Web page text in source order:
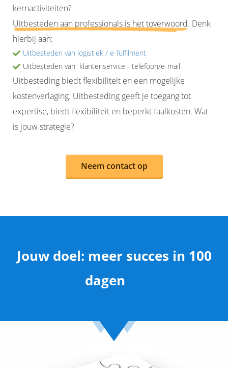
kernactiviteiten?
Uitbesteden aan professionals is het toverwoord. Denk
hierbij aan:
Uitbesteden van logistiek / e-fulfilment
Uitbesteden van klantenservice - telefoon/e-mail
Uitbesteding biedt flexibiliteit en een mogelijke
kostenverlaging. Uitbesteding geeft je toegang tot
expertise, biedt flexibiliteit en beperkt faalkosten. Wat
is jouw strategie?
Neem contact op
Jouw doel: meer succes in 100
dagen